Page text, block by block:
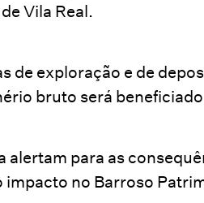
Vila Real.
de exploração e de
bruto será
alertam para as
impacto no Barroso